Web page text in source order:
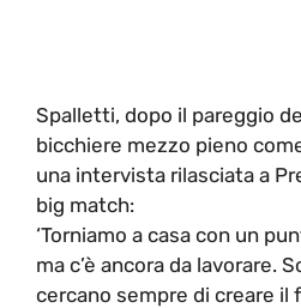
Spalletti, dopo il pareggio
bicchiere mezzo pieno
una intervista rilasciata a
big match:
‘Torniamo a casa con un
ma c’è ancora da lavorare.
cercano sempre di creare il